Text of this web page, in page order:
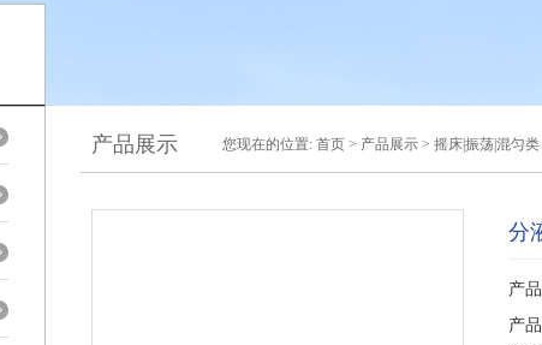
产品展示 您现在的位置: 首页 > 产品展示 > 摇床|振荡|混匀类
分
产
产